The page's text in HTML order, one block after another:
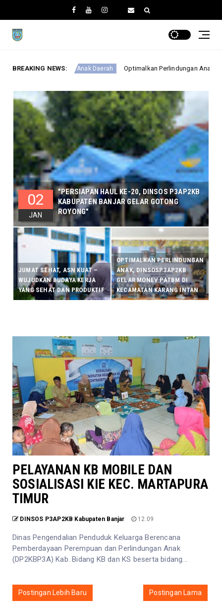
BREAKING NEWS:
Daerah Optimalkan Perlindungan Anak, DINSOSP3AP2KB Gelar
"PERSIAPAN HAUL KE-20, DINSOS P3AP2KB
KABUPATEN BANJAR GELAR GOTONG
ROYONG"
02
JAN
JUMAT SEHAT, ASN KUAT –
WUJUDKAN BUDAYA KERJA
YANG SEHAT DAN PRODUKTIF
OPTIMALKAN PERLINDUNGAN
ANAK, DINSOSP3AP2KB
GELAR MONEV PATBM DI
KECAMATAN KARANG INTAN
PELAYANAN KB MOBILE DAN
SOSIALISASI KIE KEC. MARTAPURA
TIMUR
DINSOS P3AP2KB Kabupaten Banjar 12.09
Dinas Pengendalian Penduduk Keluarga Berencana
Pemberdayaan Perempuan dan Perlindungan Anak
(DP2KBP3A) Kab. Bidang KB dan KS beserta bidang...
Postingan Lebih Baru Postingan Lama